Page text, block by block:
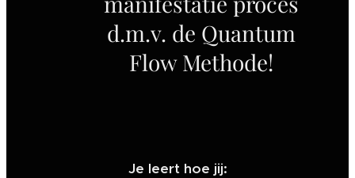
d.m.v. de Quantum
Flow Methode!
Je leert hoe jij: